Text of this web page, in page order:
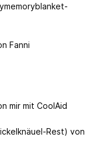
Fanni
mir mit CoolAid
Rest) von